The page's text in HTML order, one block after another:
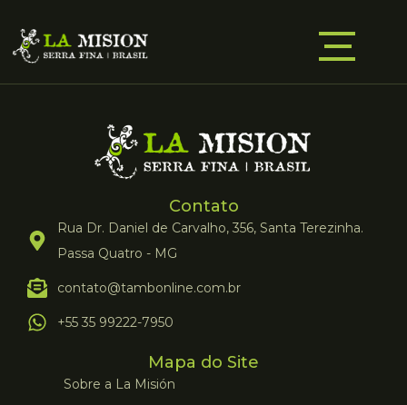
Contato
Rua Dr. Daniel de Carvalho, 356, Santa Terezinha.
Passa Quatro - MG
contato@tambonline.com.br
+55 35 99222-7950
Mapa do Site
Sobre a La Misión